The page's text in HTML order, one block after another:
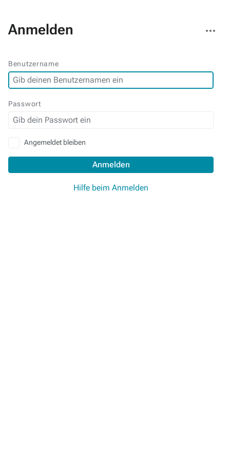
Anmelden
Aktionen
Benutzername
Passwort
Angemeldet bleiben
Anmelden
Hilfe beim Anmelden